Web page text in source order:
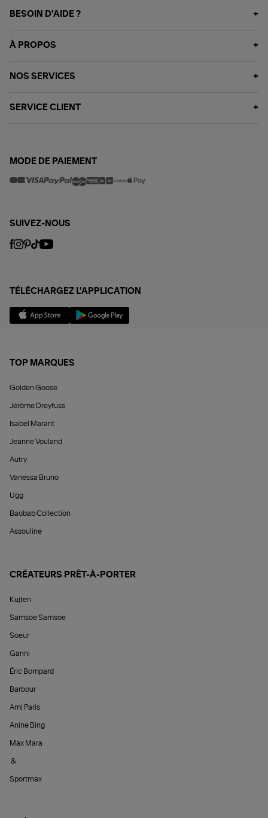
BESOIN D'AIDE ?
À PROPOS
NOS SERVICES
SERVICE CLIENT
MODE DE PAIEMENT
SUIVEZ-NOUS
TÉLÉCHARGEZ L'APPLICATION
TOP MARQUES
Golden Goose
Jérôme Dreyfuss
Isabel Marant
Jeanne Vouland
Autry
Vanessa Bruno
Ugg
Baobab Collection
Assouline
CRÉATEURS PRÊT-À-PORTER
Kujten
Samsoe Samsoe
Soeur
Ganni
Éric Bompard
Barbour
Ami Paris
Anine Bing
Max Mara
&
Sportmax